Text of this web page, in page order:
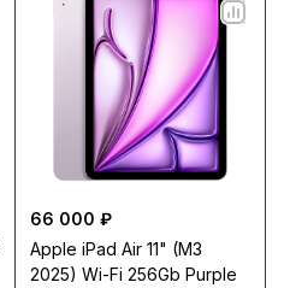
66 000 ₽
Apple iPad Air 11" (M3
2025) Wi-Fi 256Gb Purple